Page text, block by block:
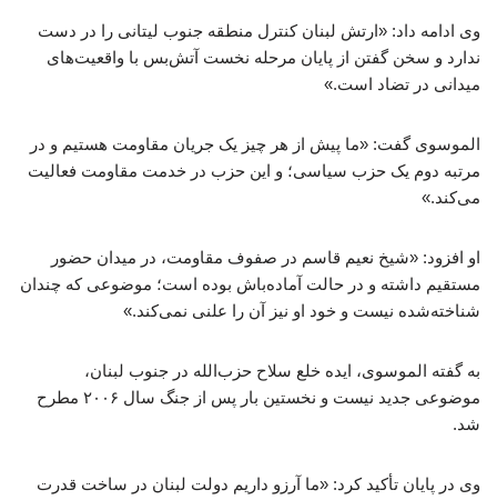
وی ادامه داد: «ارتش لبنان کنترل منطقه جنوب لیتانی را در دست
ندارد و سخن گفتن از پایان مرحله نخست آتش‌بس با واقعیت‌های
میدانی در تضاد است.»
الموسوی گفت: «ما پیش از هر چیز یک جریان مقاومت هستیم و در
مرتبه دوم یک حزب سیاسی؛ و این حزب در خدمت مقاومت فعالیت
می‌کند.»
او افزود: «شیخ نعیم قاسم در صفوف مقاومت، در میدان حضور
مستقیم داشته و در حالت آماده‌باش بوده است؛ موضوعی که چندان
شناخته‌شده نیست و خود او نیز آن را علنی نمی‌کند.»
به گفته الموسوی، ایده خلع سلاح حزب‌الله در جنوب لبنان،
موضوعی جدید نیست و نخستین بار پس از جنگ سال ۲۰۰۶ مطرح
شد.
وی در پایان تأکید کرد: «ما آرزو داریم دولت لبنان در ساخت قدرت